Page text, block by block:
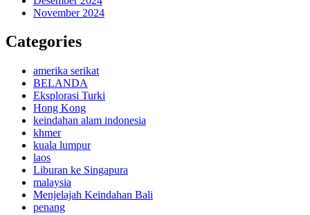
November 2024
Categories
amerika serikat
BELANDA
Eksplorasi Turki
Hong Kong
keindahan alam indonesia
khmer
kuala lumpur
laos
Liburan ke Singapura
malaysia
Menjelajah Keindahan Bali
penang